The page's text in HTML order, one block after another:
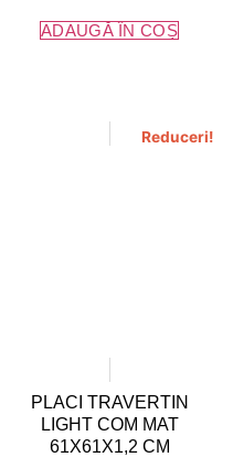
ADAUGĂ ÎN COȘ
Reduceri!
PLACI TRAVERTIN
LIGHT COM MAT
61X61X1,2 CM